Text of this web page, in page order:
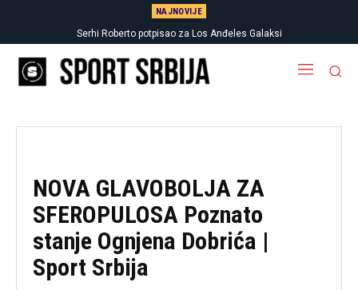
NAJNOVIJE
Serhi Roberto potpisao za Los Anđeles Galaksi
NOVA GLAVOBOLJA ZA
SFEROPULOSA Poznato
stanje Ognjena Dobrića |
Sport Srbija